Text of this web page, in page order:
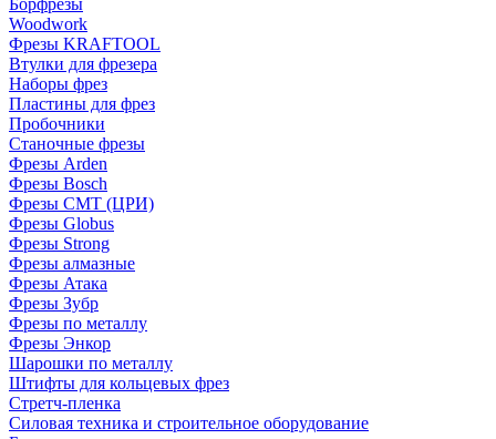
Борфрезы
Woodwork
Фрезы KRAFTOOL
Втулки для фрезера
Наборы фрез
Пластины для фрез
Пробочники
Станочные фрезы
Фрезы Arden
Фрезы Bosch
Фрезы CMT (ЦРИ)
Фрезы Globus
Фрезы Strong
Фрезы алмазные
Фрезы Атака
Фрезы Зубр
Фрезы по металлу
Фрезы Энкор
Шарошки по металлу
Штифты для кольцевых фрез
Стретч-пленка
Силовая техника и строительное оборудование